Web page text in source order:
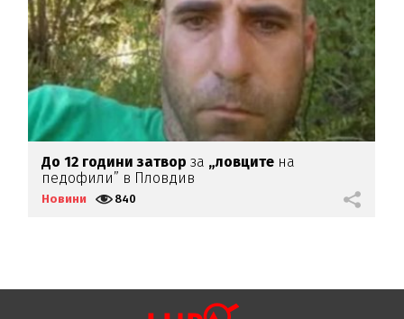
До 12 години затвор за „ловците на
педофили” в Пловдив
Новини 840